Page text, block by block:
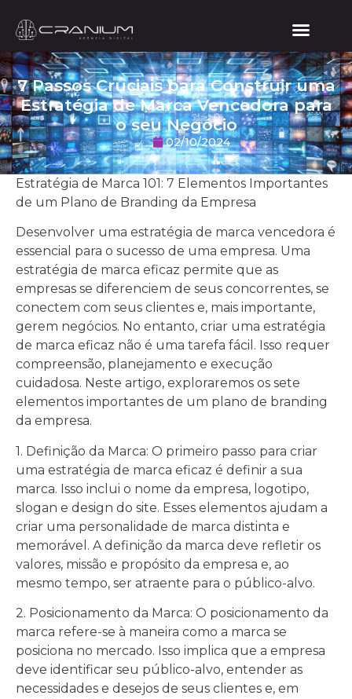
7 Passos Cruciais para Construir uma
Estratégia de Marca Vencedora para
o seu Negócio
02/10/2024
Estratégia de Marca 101: 7 Elementos Importantes
de um Plano de Branding da Empresa
Desenvolver uma estratégia de marca vencedora é
essencial para o sucesso de uma empresa. Uma
estratégia de marca eficaz permite que as
empresas se diferenciem de seus concorrentes, se
conectem com seus clientes e, mais importante,
gerem negócios. No entanto, criar uma estratégia
de marca eficaz não é uma tarefa fácil. Isso requer
compreensão, planejamento e execução
cuidadosa. Neste artigo, exploraremos os sete
elementos importantes de um plano de branding
da empresa.
1. Definição da Marca: O primeiro passo para criar
uma estratégia de marca eficaz é definir a sua
marca. Isso inclui o nome da empresa, logotipo,
slogan e design do site. Esses elementos ajudam a
criar uma personalidade de marca distinta e
memorável. A definição da marca deve refletir os
valores, missão e propósito da empresa e, ao
mesmo tempo, ser atraente para o público-alvo.
2. Posicionamento da Marca: O posicionamento da
marca refere-se à maneira como a marca se
posiciona no mercado. Isso implica que a empresa
deve identificar seu público-alvo, entender as
necessidades e desejos de seus clientes e, em